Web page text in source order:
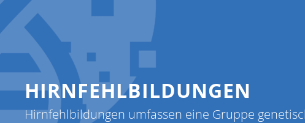
Home
HIRNFEHLBILDUNGEN
Hirnfehlbildungen umfassen eine Gruppe